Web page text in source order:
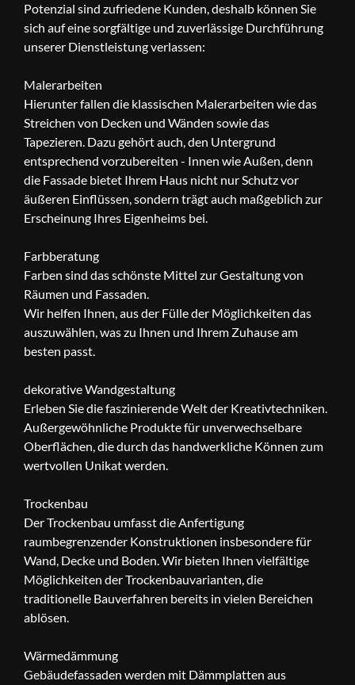
Potenzial sind zufriedene Kunden, deshalb können Sie
sich auf eine sorgfältige und zuverlässige Durchführung
unserer Dienstleistung verlassen:
Malerarbeiten
Hierunter fallen die klassischen Malerarbeiten wie das
Streichen von Decken und Wänden sowie das
Tapezieren. Dazu gehört auch, den Untergrund
entsprechend vorzubereiten - Innen wie Außen, denn
die Fassade bietet Ihrem Haus nicht nur Schutz vor
äußeren Einflüssen, sondern trägt auch maßgeblich zur
Erscheinung Ihres Eigenheims bei.
Farbberatung
Farben sind das schönste Mittel zur Gestaltung von
Räumen und Fassaden.
Wir helfen Ihnen, aus der Fülle der Möglichkeiten das
auszuwählen, was zu Ihnen und Ihrem Zuhause am
besten passt.
dekorative Wandgestaltung
Erleben Sie die faszinierende Welt der Kreativtechniken.
Außergewöhnliche Produkte für unverwechselbare
Oberflächen, die durch das handwerkliche Können zum
wertvollen Unikat werden.
Trockenbau
Der Trockenbau umfasst die Anfertigung
raumbegrenzender Konstruktionen insbesondere für
Wand, Decke und Boden. Wir bieten Ihnen vielfältige
Möglichkeiten der Trockenbauvarianten, die
traditionelle Bauverfahren bereits in vielen Bereichen
ablösen.
Wärmedämmung
Gebäudefassaden werden mit Dämmplatten aus